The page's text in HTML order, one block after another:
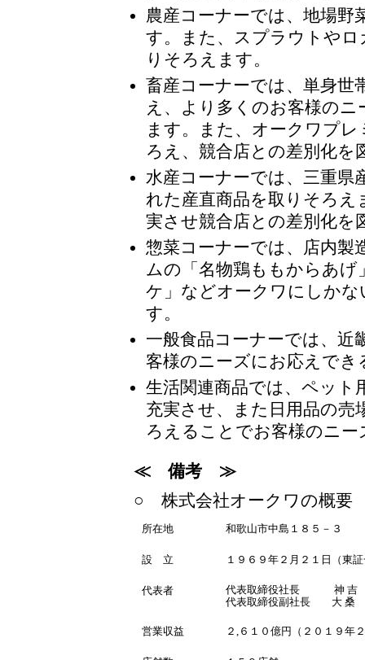
農産コーナーでは、地場野
す。また、スプラウトや
りそろえます。
畜産コーナーでは、単身世
え、より多くのお客様の
ます。また、オークワプ
ろえ、競合店との差別化を
水産コーナーでは、三重県
れた産直商品を取りそろえ
実させ競合店との差別化を
惣菜コーナーでは、店内製
ムの「名物鶏ももからあ
ケ」などオークワにしか
す。
一般食品コーナーでは、近
客様のニーズにお応えでき
生活関連商品では、ペット
充実させ、また日用品の売
ろえることでお客様のニ
≪ 備考 ≫
○ 株式会社オークワの概要
所在地 和歌山市中島１８５－３
設 立 １９６９年２月２１日（東
代表者
代表取締役社長 神 吉
代表取締役副社長 大 桑
営業収益 ２,６１０億円（２０１９年